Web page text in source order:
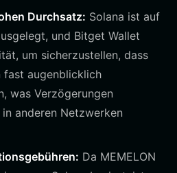
Durchsatz: Solana ist auf
und Bitget Wallet
um sicherzustellen, dass
fast augenblicklich
was Verzögerungen
anderen Netzwerken
Da MEMELON